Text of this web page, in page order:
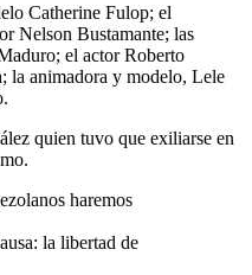
Catherine Fulop; el
Nelson Bustamante; las
el actor Roberto
la animadora y modelo, Lele
quien tuvo que exiliarse en
haremos
la libertad de